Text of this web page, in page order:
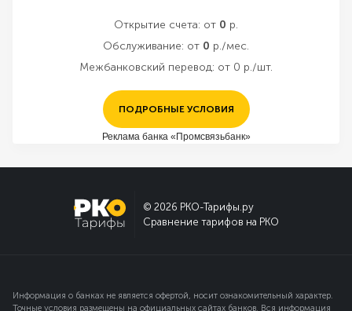
Открытие счета: от 0 р.
Обслуживание: от 0 р./мес.
Межбанковский перевод: от 0 р./шт.
ПОДРОБНЫЕ УСЛОВИЯ
Реклама банка «Промсвязьбанк»
© 2026 РКО-Тарифы.ру
Сравнение тарифов на РКО
Информация о банках не является офертой, носит ознакомительный характер.
Точные условия размещены на официальных сайтах банков. Вся информация